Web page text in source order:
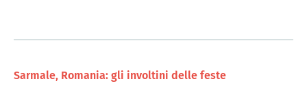
Sarmale, Romania: gli involtini delle feste